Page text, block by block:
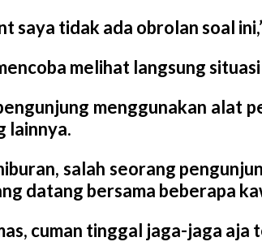
saya tidak ada obrolan soal
melihat langsung
menggunakan alat
lainnya.
salah seorang
datang bersama beberapa
cuman tinggal jaga-jaga aja